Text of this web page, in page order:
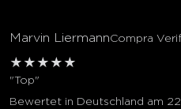
Marvin LiermannCompra
★ ★ ★ ★ ★
"Top"
Bewertet in Deutschland am